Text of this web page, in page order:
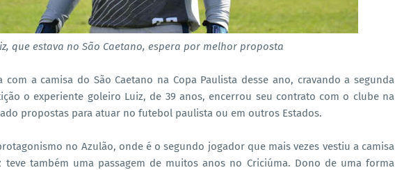
que estava no São Caetano, espera por melhor proposta
com a camisa do São Caetano na Copa Paulista desse ano, cravando a segunda
o experiente goleiro Luiz, de 39 anos, encerrou seu contrato com o clube na
propostas para atuar no futebol paulista ou em outros Estados.
no Azulão, onde é o segundo jogador que mais vezes vestiu a camisa
também uma passagem de muitos anos no Criciúma. Dono de uma forma